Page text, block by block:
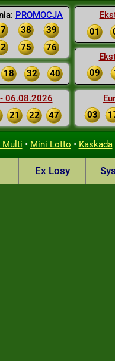
PROMOCJA
38
39
75 76
18 32 40
06.08.2026
21 22 47
01
09
03
Multi • Mini Lotto • Kaskada
Ex Losy